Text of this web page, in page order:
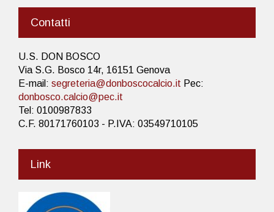
Contatti
U.S. DON BOSCO
Via S.G. Bosco 14r, 16151 Genova
E-mail: segreteria@donboscocalcio.it Pec:
donbosco.calcio@pec.it
Tel: 0100987833
C.F. 80171760103 - P.IVA: 03549710105
Link